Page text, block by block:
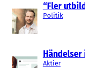
“Fler
Politik
Händelser
Aktier